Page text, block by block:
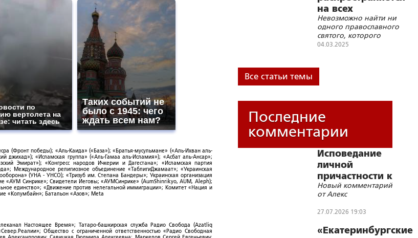
по
вертолета на
читать здесь
Таких событий не
было с 1945: чего
ждать всем нам?
(Фронт победы); «Аль-Каида» («База»); «Братья-мусульмане» («Аль-Ихван аль-
джихад»); «Исламская группа» («Аль-Гамаа аль-Исламия»); «Асбат аль-Ансар»;
Эмират»); «Конгресс народов Ичкерии и Дагестана»; «Исламская партия
Международное религиозное объединение «ТаблигиДжамаат»; «Украинская
(УНА - УНСО); «Тризуб им. Степана Бандеры»; Украинская организация
«АУМ Синрике»; Свидетели Иеговы; «АУМСинрике» (AumShinrikyo, AUM, Aleph);
единство»; «Движение против нелегальной иммиграции»; Комитет «Нация и
«Колумбайн»; Батальон «Азов»; Meta
Настоящее Время»; Татаро-башкирская служба Радио Свобода (Azatliq
Общество с ограниченной ответственностью «Радио Свободная
на всех
украинствующих
Невозможно найти ни
одного православного
святого, которого
можно было бы
отделению Украины от
04.03.2025
Все статьи темы
Последние
комментарии
Исповедание
личной
причастности к
соборным
грехам
Русского
Новый комментарий
от Алекс
27.07.2026 19:03
«Екатеринбургские